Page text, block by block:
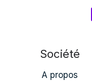
Société
A propos